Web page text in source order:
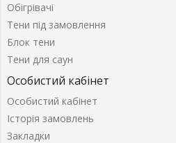
Обігрівачі
Тени під замовлення
Блок тени
Тени для саун
Особистий кабінет
Особистий кабінет
Історія замовлень
Закладки